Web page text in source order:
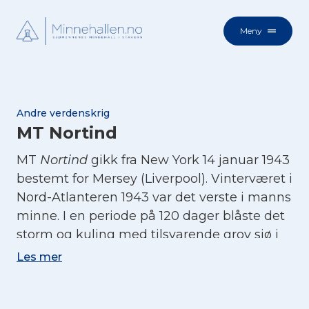
Meny
Andre verdenskrig
MT Nortind
MT Nortind gikk fra New York 14 januar 1943
bestemt for Mersey (Liverpool). Vinterværet i
Nord-Atlanteren 1943 var det verste i manns
minne. I en periode på 120 dager blåste det
storm og kuling med tilsvarende grov sjø i
116 dager.
Les mer